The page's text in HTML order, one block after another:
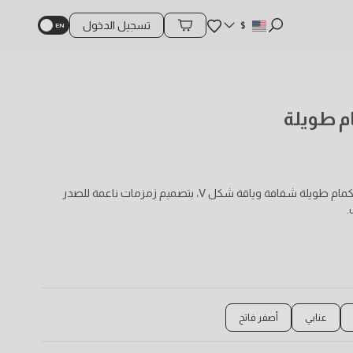
$ المفضلة
محتويات السلة
تسجيل الدخول
طويلة
فستان سهرة رسمي ماكسي من الشيفون الأنيق بأكمام طويلة شفافة وياقة شكل V، بتصميم زمزمات ناعمة للصدر
عنابي أصفر فاتح